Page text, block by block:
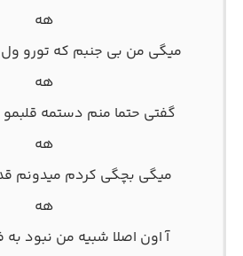
هه
میگی من بی جنبم که تورو
هه
گفتی حتما منم دستمه
هه
میگی بچگی کردم میدونم
هه
آ اون اصلا شبیه من نبود